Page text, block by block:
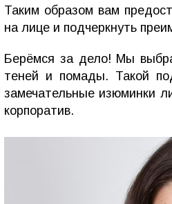
Таким образом вам
на лице и подчеркнуть
Берёмся за дело! Мы
теней и помады. Такой
замечательные изюминки
корпоратив.